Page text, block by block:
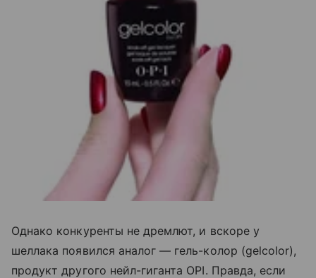
Однако конкуренты не дремлют, и вскоре у
шеллака появился аналог — гель-колор (gelcolor),
продукт другого нейл-гиганта OPI. Правда, если